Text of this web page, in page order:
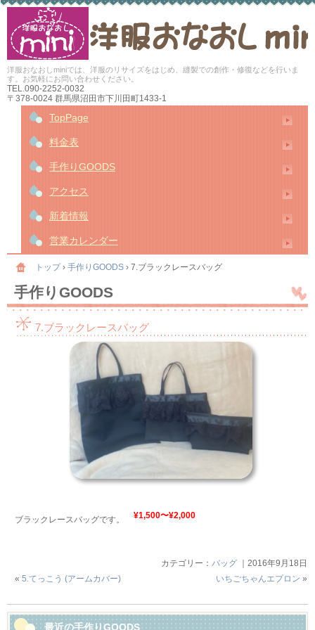
洋服おなおしminiでは、洋服のリサイズをはじめ、縫製での創作・修復などを行いま
す。お気軽にお問い合わせください。
TEL.090-2252-0032
〒378-0024 群馬県沼田市下川田町1433-1
TopPage
料金表
手作りGOODS
アクセス
新着情報
営業カレンダー
トップ› 手作りGOODS › 7.ブラックレースバッグ
手作りGOODS
7.ブラックレースバッグ
ブラックレースバッグです。 ¥1,500〜¥2,000
カテゴリー： バッグ｜2016年9月18日
«5.てっこう (アームカバー) いちごちゃんエプロン »
最近の手作りGOODS